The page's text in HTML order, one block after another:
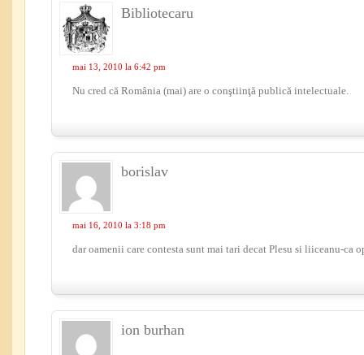
Bibliotecaru
mai 13, 2010 la 6:42 pm
Nu cred că România (mai) are o conştiinţă publică intelectuale.
borislav
mai 16, 2010 la 3:18 pm
dar oamenii care contesta sunt mai tari decat Plesu si liiceanu-ca
ion burhan